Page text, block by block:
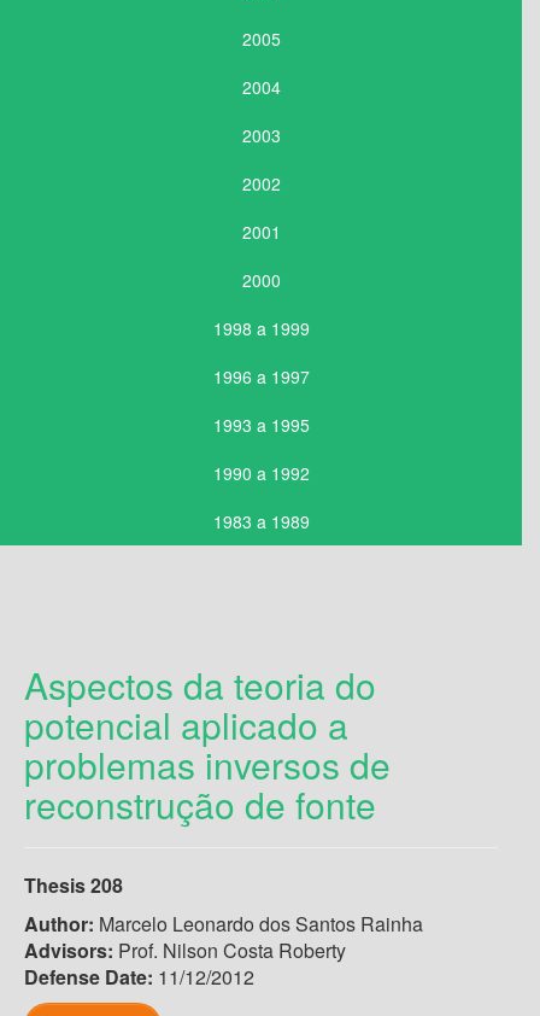
2005
2004
2003
2002
2001
2000
1998 a 1999
1996 a 1997
1993 a 1995
1990 a 1992
1983 a 1989
Aspectos da teoria do
potencial aplicado a
problemas inversos de
reconstrução de fonte
Thesis 208
Author: Marcelo Leonardo dos Santos Rainha
Advisors: Prof. Nilson Costa Roberty
Defense Date: 11/12/2012